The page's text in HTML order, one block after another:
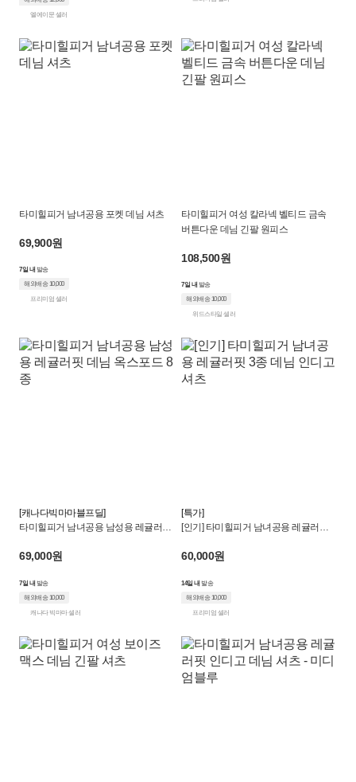
엘에이문 셀러
타미힐피거 남녀공용 포켓 데님 셔츠
69,900원
7일 내 발송
해외배송 10,000
프리미엄 셀러
타미힐피거 여성 칼라넥 벨티드 금속
버튼다운 데님 긴팔 원피스
108,500원
7일 내 발송
해외배송 10,000
위드스타일 셀러
[캐나다빅마마블프딜]
타미힐피거 남녀공용 남성용 레귤러핏
69,000원
7일 내 발송
해외배송 10,000
캐나다 빅마마 셀러
[특가]
[인기] 타미힐피거 남녀공용 레귤러핏 3
60,000원
14일 내 발송
해외배송 10,000
프리미엄 셀러